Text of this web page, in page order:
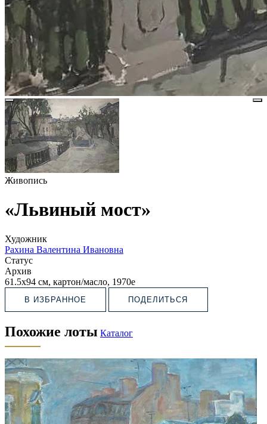
Живопись
«Львиный мост»
Художник
Рахина Валентина Ивановна
Статус
Архив
61.5х94 см, картон/масло, 1970е
В ИЗБРАННОЕ ПОДЕЛИТЬСЯ
Похожие лоты Каталог